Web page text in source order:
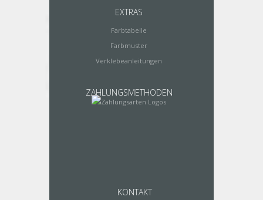
EXTRAS
Farbtabelle
Farbmuster
Verklebeanleitungen
ZAHLUNGSMETHODEN
KONTAKT